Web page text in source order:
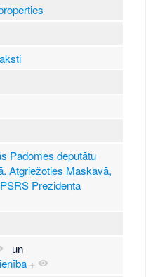
Padomes deputātu
Atgriežoties Maskavā,
Prezidenta
un
+